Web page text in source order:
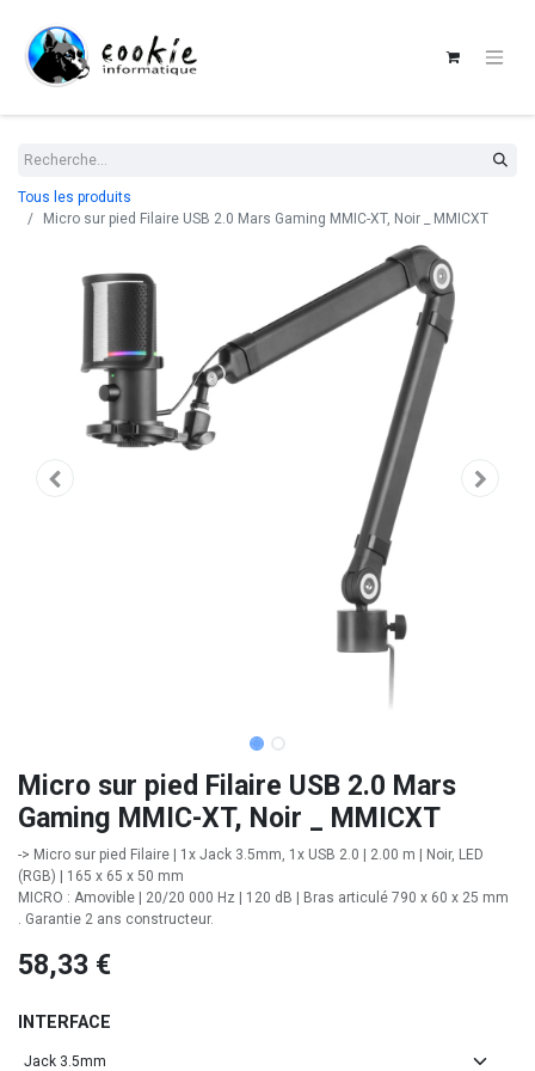
Tous les produits
Micro sur pied Filaire USB 2.0 Mars Gaming MMIC-XT, Noir _ MMICXT
Micro sur pied Filaire USB 2.0 Mars
Gaming MMIC-XT, Noir _ MMICXT
-> Micro sur pied Filaire | 1x Jack 3.5mm, 1x USB 2.0 | 2.00 m | Noir, LED
(RGB) | 165 x 65 x 50 mm
MICRO : Amovible | 20/20 000 Hz | 120 dB | Bras articulé 790 x 60 x 25 mm
. Garantie 2 ans constructeur.
58,33 €
INTERFACE